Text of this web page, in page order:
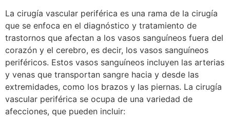
La cirugía vascular periférica es una rama de la cirugía
que se enfoca en el diagnóstico y tratamiento de
trastornos que afectan a los vasos sanguíneos fuera del
corazón y el cerebro, es decir, los vasos sanguíneos
periféricos. Estos vasos sanguíneos incluyen las arterias
y venas que transportan sangre hacia y desde las
extremidades, como los brazos y las piernas. La cirugía
vascular periférica se ocupa de una variedad de
afecciones, que pueden incluir: